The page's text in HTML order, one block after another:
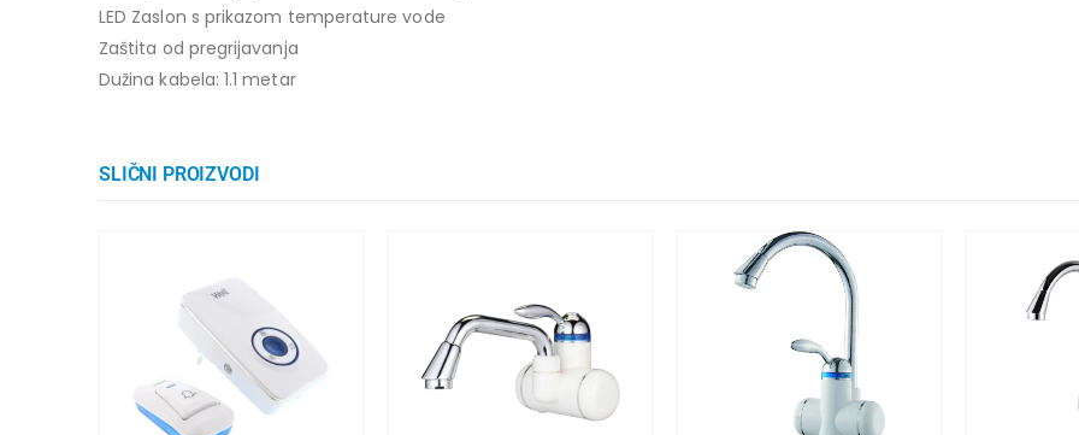
LED Zaslon s prikazom temperature vode
Zaštita od pregrijavanja
Dužina kabela: 1.1 metar
SLIČNI PROIZVODI